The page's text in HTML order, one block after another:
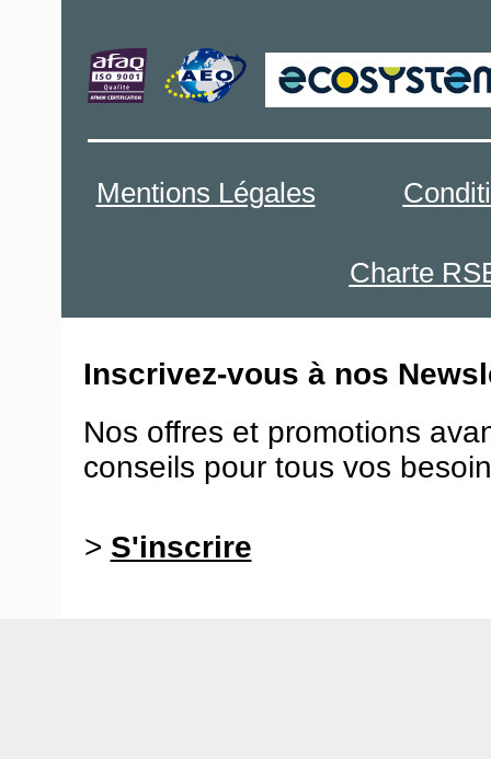
Mentions Légales
Charte
Inscrivez-vous à nos
Nos offres et promotions
conseils pour tous vos
> S'inscrire